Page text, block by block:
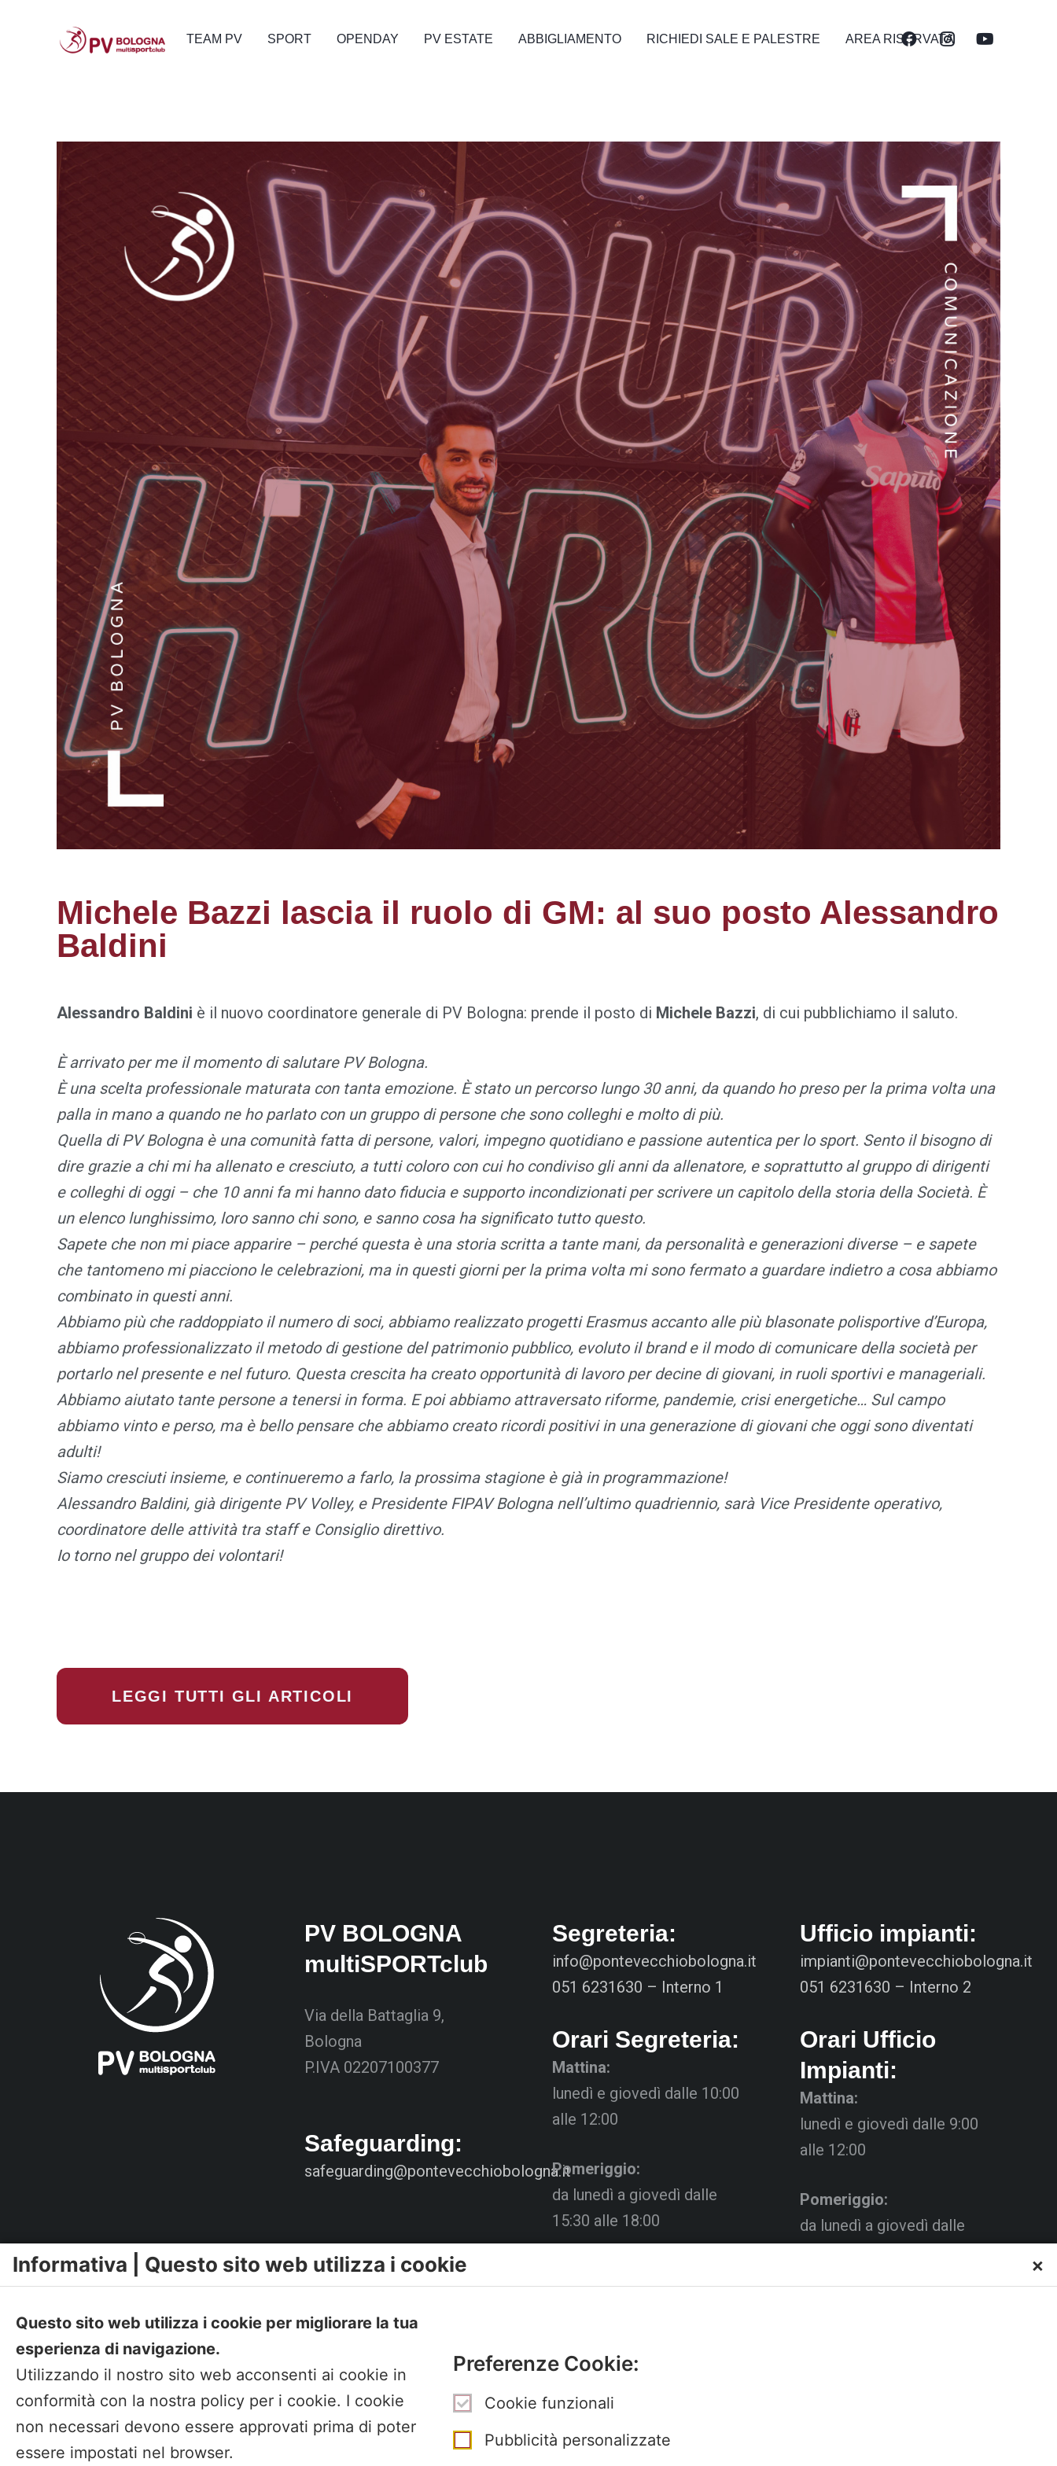
TEAM PV SPORT OPENDAY PV ESTATE ABBIGLIAMENTO RICHIEDI SALE E PALESTRE AREA RISERVATA
Michele Bazzi lascia il ruolo di GM: al suo posto Alessandro
Baldini
Alessandro Baldini è il nuovo coordinatore generale di PV Bologna: prende il posto di Michele Bazzi, di cui pubblichiamo il saluto.
È arrivato per me il momento di salutare PV Bologna.
È una scelta professionale maturata con tanta emozione. È stato un percorso lungo 30 anni, da quando ho preso per la prima volta una
palla in mano a quando ne ho parlato con un gruppo di persone che sono colleghi e molto di più.
Quella di PV Bologna è una comunità fatta di persone, valori, impegno quotidiano e passione autentica per lo sport. Sento il bisogno di
dire grazie a chi mi ha allenato e cresciuto, a tutti coloro con cui ho condiviso gli anni da allenatore, e soprattutto al gruppo di dirigenti
e colleghi di oggi – che 10 anni fa mi hanno dato fiducia e supporto incondizionati per scrivere un capitolo della storia della Società. È
un elenco lunghissimo, loro sanno chi sono, e sanno cosa ha significato tutto questo.
Sapete che non mi piace apparire – perché questa è una storia scritta a tante mani, da personalità e generazioni diverse – e sapete
che tantomeno mi piacciono le celebrazioni, ma in questi giorni per la prima volta mi sono fermato a guardare indietro a cosa abbiamo
combinato in questi anni.
Abbiamo più che raddoppiato il numero di soci, abbiamo realizzato progetti Erasmus accanto alle più blasonate polisportive d’Europa,
abbiamo professionalizzato il metodo di gestione del patrimonio pubblico, evoluto il brand e il modo di comunicare della società per
portarlo nel presente e nel futuro. Questa crescita ha creato opportunità di lavoro per decine di giovani, in ruoli sportivi e manageriali.
Abbiamo aiutato tante persone a tenersi in forma. E poi abbiamo attraversato riforme, pandemie, crisi energetiche… Sul campo
abbiamo vinto e perso, ma è bello pensare che abbiamo creato ricordi positivi in una generazione di giovani che oggi sono diventati
adulti!
Siamo cresciuti insieme, e continueremo a farlo, la prossima stagione è già in programmazione!
Alessandro Baldini, già dirigente PV Volley, e Presidente FIPAV Bologna nell’ultimo quadriennio, sarà Vice Presidente operativo,
coordinatore delle attività tra staff e Consiglio direttivo.
Io torno nel gruppo dei volontari!
LEGGI TUTTI GLI ARTICOLI
PV BOLOGNA
multiSPORTclub
Via della Battaglia 9,
Bologna
P.IVA 02207100377
Safeguarding:
safeguarding@pontevecchiobologna.it
Segreteria:
info@pontevecchiobologna.it
051 6231630 – Interno 1
Orari Segreteria:
Mattina:
lunedì e giovedì dalle 10:00
alle 12:00
Pomeriggio:
da lunedì a giovedì dalle
15:30 alle 18:00
Gubellini n.7 al primo piano.
Ufficio impianti:
impianti@pontevecchiobologna.it
051 6231630 – Interno 2
Orari Ufficio
Impianti:
Mattina:
lunedì e giovedì dalle 9:00
alle 12:00
Pomeriggio:
da lunedì a giovedì dalle
Informativa | Questo sito web utilizza i cookie ×
Questo sito web utilizza i cookie per migliorare la tua
esperienza di navigazione.
Utilizzando il nostro sito web acconsenti ai cookie in
conformità con la nostra policy per i cookie. I cookie
non necessari devono essere approvati prima di poter
essere impostati nel browser.
Preferenze Cookie:
Cookie funzionali
Pubblicità personalizzate